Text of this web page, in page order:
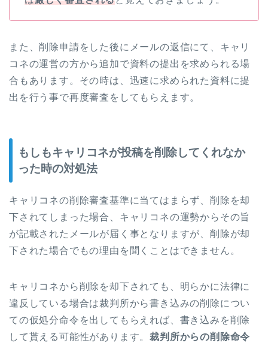
また、削除申請をした後にメールの返信にて、キャリ
コネの運営の方から追加で資料の提出を求められる場
合もあります。その時は、迅速に求められた資料に提
出を行う事で再度審査をしてもらえます。
もしもキャリコネが投稿を削除してくれなか
った時の対処法
キャリコネの削除審査基準に当てはまらず、削除を却
下されてしまった場合、キャリコネの運勢からその旨
が記載されたメールが届く事となりますが、削除が却
下された場合でもの理由を聞くことはできません。
キャリコネから削除を却下されても、明らかに法律に
違反している場合は裁判所から書き込みの削除につい
ての仮処分命令を出してもらえれば、書き込みを削除
して貰える可能性があります。裁判所からの削除命令